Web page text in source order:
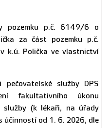
pozemku p.č. 6149/6 o
za část pozemku p.č.
v k.ú. Polička ve vlastnictví
pečovatelské služby DPS
fakultativního úkonu
služby (k lékaři, na úřady
účinností od 1. 6. 2026, dle